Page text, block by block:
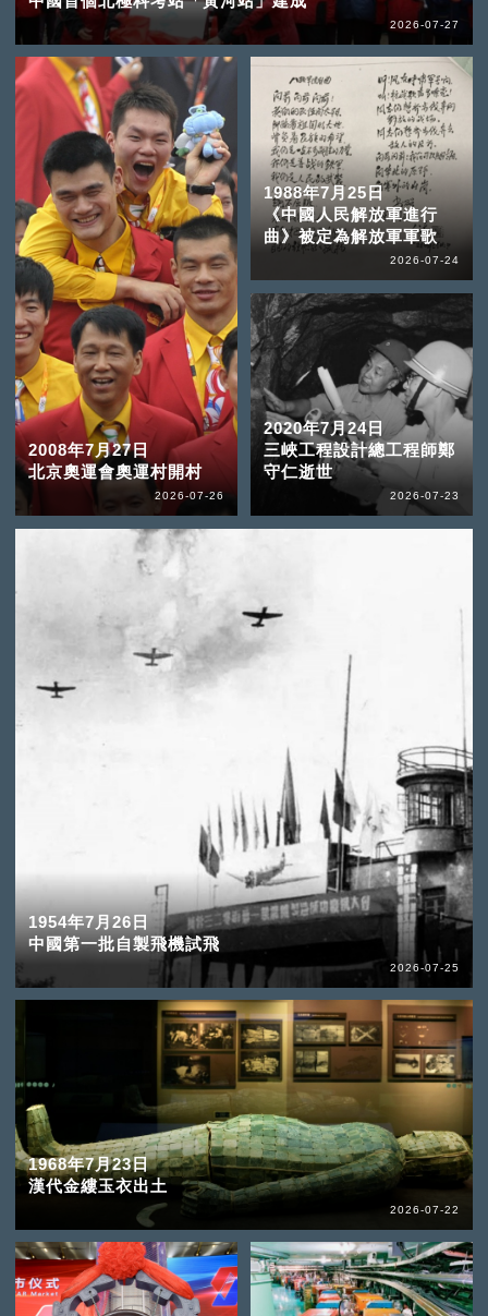
2026-07-27
2008年7月27日
北京奧運會奧運村開村
2026-07-26
1954年7月26日
中國第一批自製飛機試飛
2026-07-25
1988年7月25日
《中國人民解放軍進行
曲》被定為解放軍軍歌
2026-07-24
2020年7月24日
三峽工程設計總工程師鄭
守仁逝世
2026-07-23
1968年7月23日
漢代金縷玉衣出土
2026-07-22